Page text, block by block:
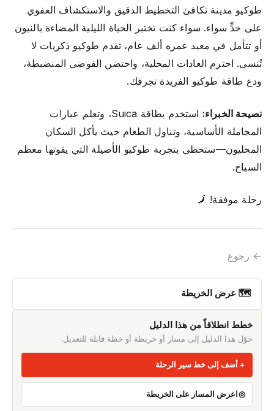
طوكيو مدينة تكافئ التخطيط الدقيق والاستكشاف العفوي
على حدٍّ سواء. سواء كنت تختبر الحياة الليلية المضاءة بالنيون
أو تتأمل في معبد عمره ألف عام، تقدم طوكيو ذكريات لا
تُنسى. احترم العادات المحلية، واحتضن الفوضى المنضبطة،
ودع طاقة طوكيو الفريدة تجرفك.
نصيحة الخبراء:
استخدم بطاقة Suica، وتعلم عبارات
المجاملة الأساسية، وتناول الطعام حيث يأكل السكان
المحليون—ستحظى بتجربة طوكيو الأصيلة التي يفوتها معظم
السياح.
رحلة موفقة! 🗾
← رجوع
🗺 عرض الخريطة
خطط انطلاقاً من هذا الدليل
حوّل هذا الدليل إلى مسار أو خريطة أو خطة قابلة للتعديل.
أضف إلى خط سير الرحلة
اعرض المسار على الخريطة